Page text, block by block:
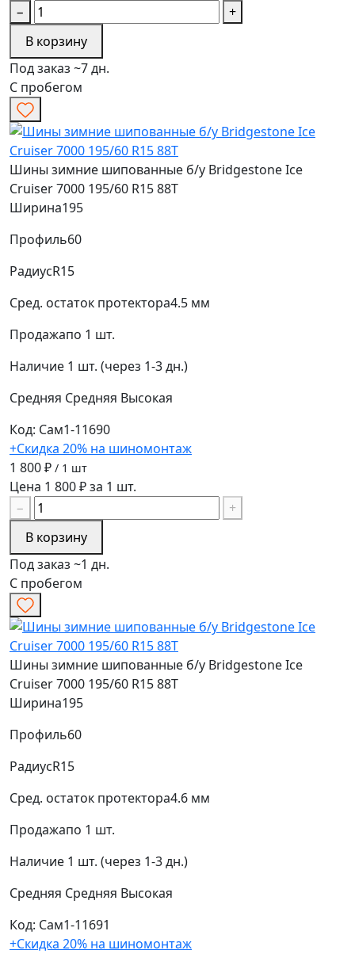
−
+
В корзину
Под заказ ~7 дн.
С пробегом
Шины зимние шипованные б/у Bridgestone Ice
Cruiser 7000 195/60 R15 88T
Ширина195
Профиль60
РадиусR15
Сред. остаток протектора4.5 мм
Продажапо 1 шт.
Наличие 1 шт. (через 1-3 дн.)
Средняя Средняя Высокая
Код: Сам1-11690
+Скидка 20% на шиномонтаж
1 800 ₽ / 1 шт
Цена 1 800 ₽ за 1 шт.
−
+
В корзину
Под заказ ~1 дн.
С пробегом
Шины зимние шипованные б/у Bridgestone Ice
Cruiser 7000 195/60 R15 88T
Ширина195
Профиль60
РадиусR15
Сред. остаток протектора4.6 мм
Продажапо 1 шт.
Наличие 1 шт. (через 1-3 дн.)
Средняя Средняя Высокая
Код: Сам1-11691
+Скидка 20% на шиномонтаж